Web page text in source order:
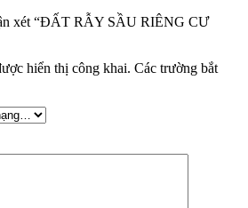
xét “ĐẤT RẪY SẦU RIÊNG CƯ
hiển thị công khai. Các trường bắt